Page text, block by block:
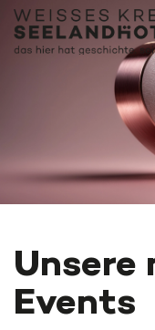
Unsere
Events